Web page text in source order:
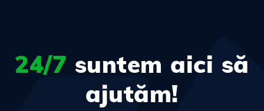
24/7 suntem aici să
ajutăm!